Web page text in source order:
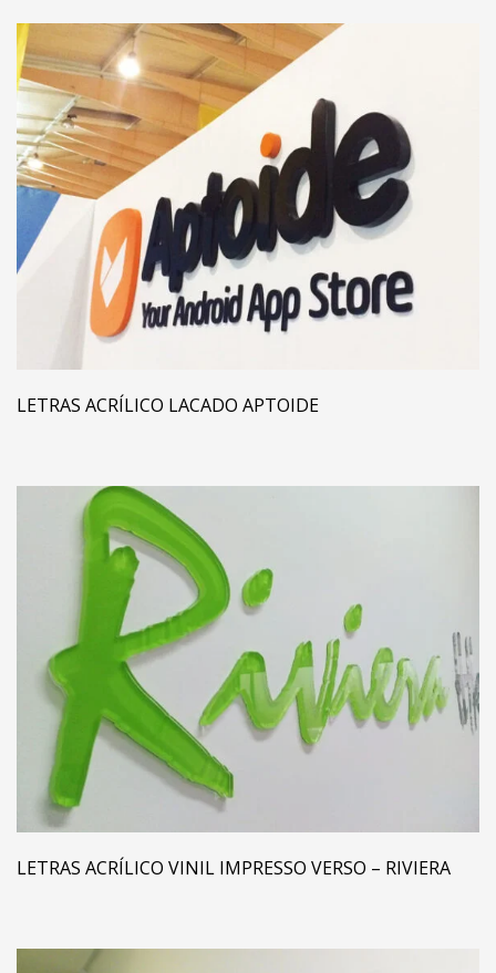
LETRAS ACRÍLICO LACADO APTOIDE
LETRAS ACRÍLICO VINIL IMPRESSO VERSO – RIVIERA